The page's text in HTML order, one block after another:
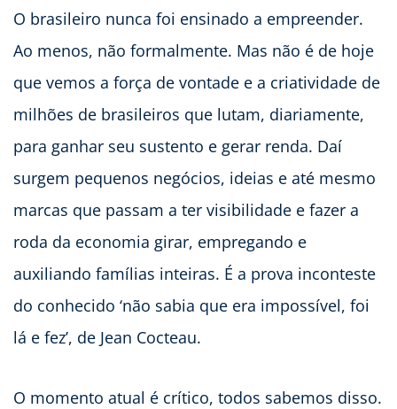
O brasileiro nunca foi ensinado a empreender.
Ao menos, não formalmente. Mas não é de hoje
que vemos a força de vontade e a criatividade de
milhões de brasileiros que lutam, diariamente,
para ganhar seu sustento e gerar renda. Daí
surgem pequenos negócios, ideias e até mesmo
marcas que passam a ter visibilidade e fazer a
roda da economia girar, empregando e
auxiliando famílias inteiras. É a prova inconteste
do conhecido ‘não sabia que era impossível, foi
lá e fez’, de Jean Cocteau.
O momento atual é crítico, todos sabemos disso.